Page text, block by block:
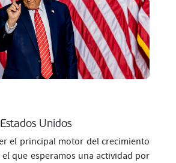
Estados Unidos
el principal motor del crecimiento
el que esperamos una actividad por